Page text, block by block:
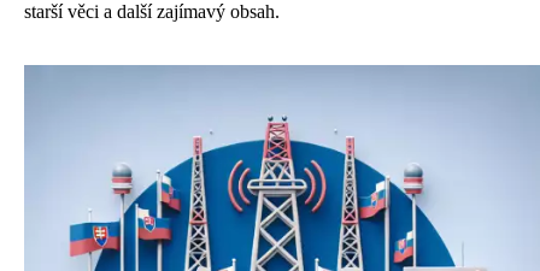
starší věci a další zajímavý obsah.